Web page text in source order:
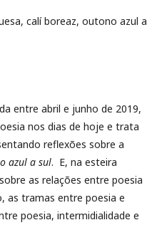
calí boreaz, outono azul a
entre abril e junho de 2019,
nos dias de hoje e trata
reflexões sobre a
azul a sul. E, na esteira
as relações entre poesia
as tramas entre poesia e
poesia, intermidialidade e